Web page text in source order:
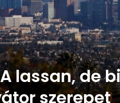
lassan, de
szerepet